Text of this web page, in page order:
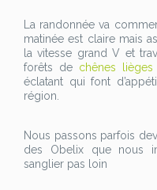
La randonnée va
matinée est claire mais
la vitesse grand V et
forêts de chênes lièges
éclatant qui font
région.
Nous passons parfois
des Obelix que nous
sanglier pas loin